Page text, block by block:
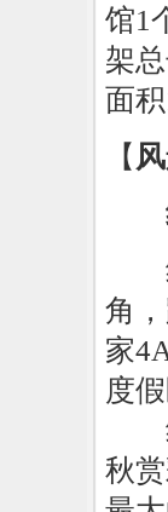
馆1
架
面
【
红
角
家
度假
红
秋